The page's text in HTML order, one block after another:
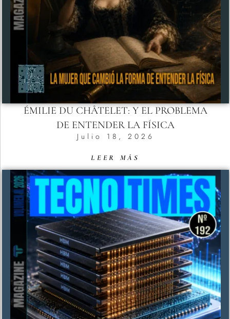
ÉMILIE DU CHÂTELET: Y EL PROBLEMA
DE ENTENDER LA FÍSICA
Julio 18, 2026
LEER MÁS